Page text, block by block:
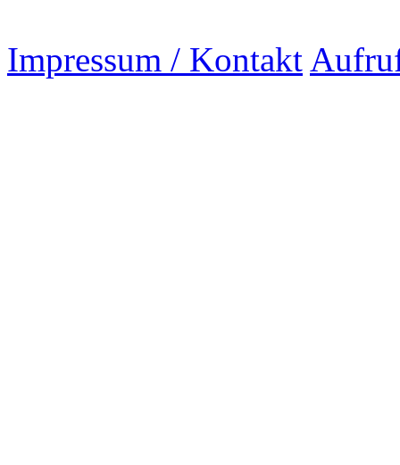
Impressum / Kontakt